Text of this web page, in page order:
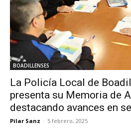
BOADILLENSES
La Policía Local de
presenta su Memoria de
destacando avances en
Pilar Sanz - 5 febrero, 2025